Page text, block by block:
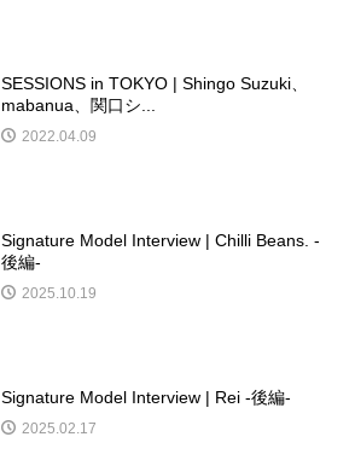
SESSIONS in TOKYO | Shingo Suzuki、
mabanua、関口シ...
2022.04.09
Signature Model Interview | Chilli Beans. -
後編-
2025.10.19
Signature Model Interview | Rei -後編-
2025.02.17